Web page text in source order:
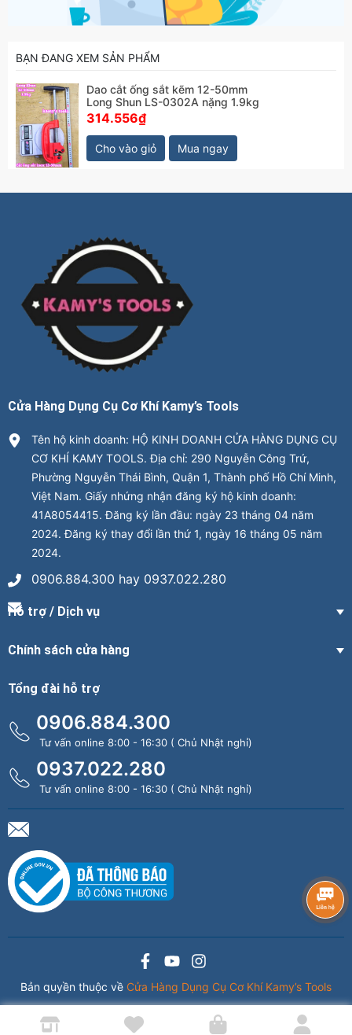
BẠN ĐANG XEM SẢN PHẨM
Dao cắt ống sắt kẽm 12-50mm
Long Shun LS-0302A nặng 1.9kg
314.556₫
Cho vào giỏ Mua ngay
Cửa Hàng Dụng Cụ Cơ Khí Kamy’s Tools
Tên hộ kinh doanh: HỘ KINH DOANH CỬA HÀNG DỤNG CỤ
CƠ KHÍ KAMY TOOLS. Địa chỉ: 290 Nguyễn Công Trứ,
Phường Nguyễn Thái Bình, Quận 1, Thành phố Hồ Chí Minh,
Việt Nam. Giấy nhứng nhận đăng ký hộ kinh doanh:
41A8054415. Đăng ký lần đầu: ngày 23 tháng 04 năm
2024. Đăng ký thay đổi lần thứ 1, ngày 16 tháng 05 năm
2024.
0906.884.300 hay 0937.022.280
Hỗ trợ / Dịch vụ
Chính sách cửa hàng
Tổng đài hỗ trợ
0906.884.300
Tư vấn online 8:00 - 16:30 ( Chủ Nhật nghỉ)
0937.022.280
Tư vấn online 8:00 - 16:30 ( Chủ Nhật nghỉ)
Bản quyền thuộc về Cửa Hàng Dụng Cụ Cơ Khí Kamy’s Tools